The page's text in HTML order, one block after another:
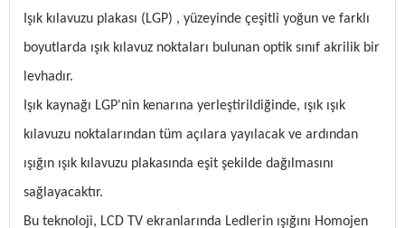
Işık kılavuzu plakası (LGP) , yüzeyinde çeşitli yoğun ve farklı
boyutlarda ışık kılavuz noktaları bulunan optik sınıf akrilik bir
levhadır.
Işık kaynağı LGP'nin kenarına yerleştirildiğinde, ışık ışık
kılavuzu noktalarından tüm açılara yayılacak ve ardından
ışığın ışık kılavuzu plakasında eşit şekilde dağılmasını
sağlayacaktır.
Bu teknoloji, LCD TV ekranlarında Ledlerin ışığını Homojen